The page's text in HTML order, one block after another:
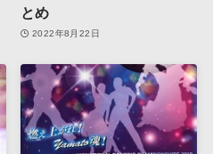
とめ
2022年8月22日